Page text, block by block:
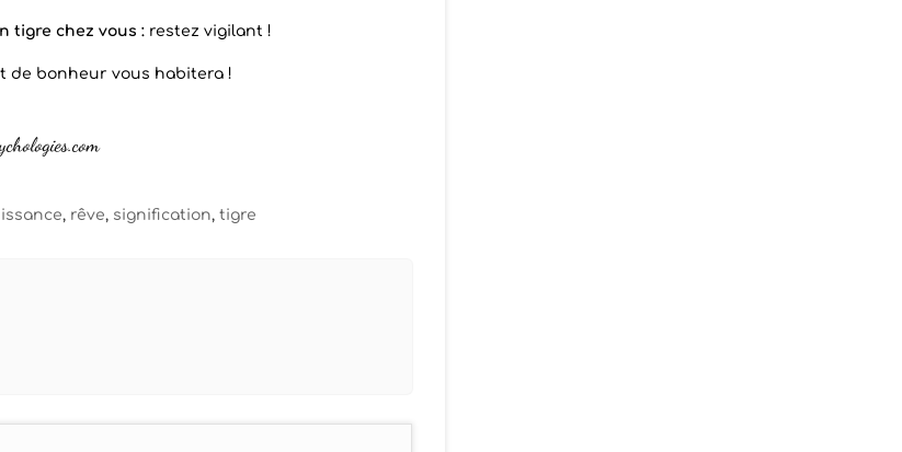
tigre chez vous : restez vigilant !
de bonheur vous habitera !
, rêve, signification, tigre